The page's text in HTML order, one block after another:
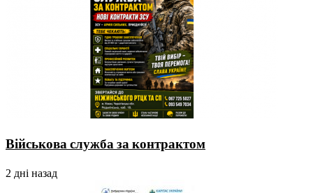
Військова служба за контрактом
2 дні назад